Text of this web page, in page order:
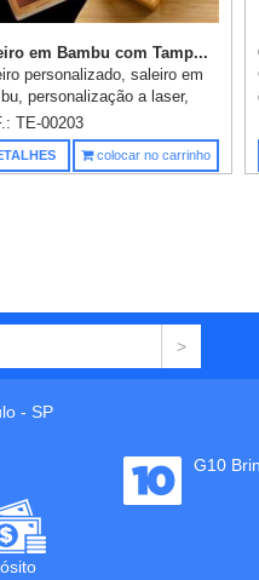
em Bambu com Tamp...
personalizado, saleiro em
personalização a laser,
11x10,5x8,5cm,
Individualmente em
preta, medidas da
TE-00203
colocar no carrinho
- SP
G10